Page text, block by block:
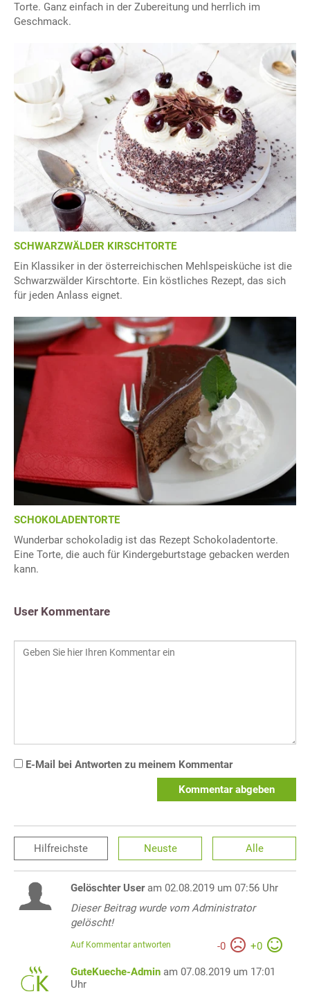
Torte. Ganz einfach in der Zubereitung und herrlich im
Geschmack.
SCHWARZWÄLDER KIRSCHTORTE
Ein Klassiker in der österreichischen Mehlspeisküche ist die
Schwarzwälder Kirschtorte. Ein köstliches Rezept, das sich
für jeden Anlass eignet.
SCHOKOLADENTORTE
Wunderbar schokoladig ist das Rezept Schokoladentorte.
Eine Torte, die auch für Kindergeburtstage gebacken werden
kann.
User Kommentare
E-Mail bei Antworten zu meinem Kommentar
Kommentar abgeben
Hilfreichste Neuste Alle
Gelöschter User am 02.08.2019 um 07:56 Uhr
Dieser Beitrag wurde vom Administrator
gelöscht!
-0 +0
Auf Kommentar antworten
GuteKueche-Admin am 07.08.2019 um 17:01
Uhr